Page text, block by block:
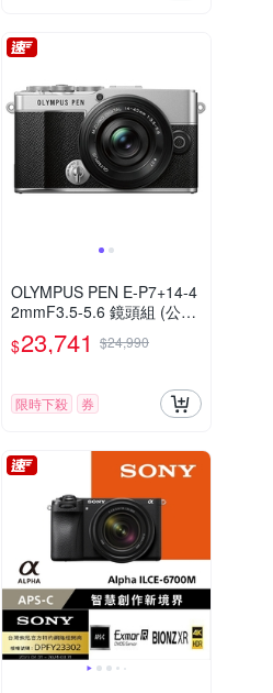
OLYMPUS PEN E-P7+14-4
2mmF3.5-5.6 鏡頭組 (公司
貨)
$23,741 $24,990
限時下殺 券